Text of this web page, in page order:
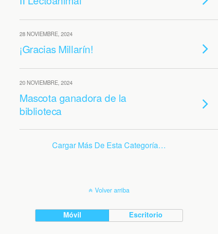
28 NOVIEMBRE, 2024
¡Gracias Millarín!
20 NOVIEMBRE, 2024
Mascota ganadora de la
biblioteca
Cargar Más De Esta Categoría…
Volver arriba
Móvil Escritorio